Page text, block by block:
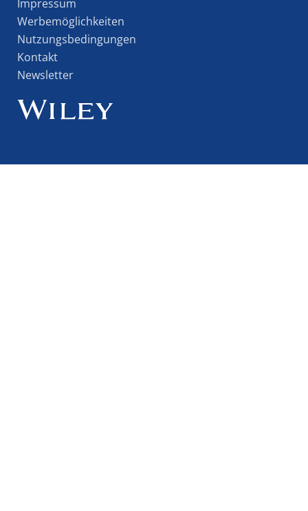
Impressum
Werbemöglichkeiten
Nutzungsbedingungen
Kontakt
Newsletter